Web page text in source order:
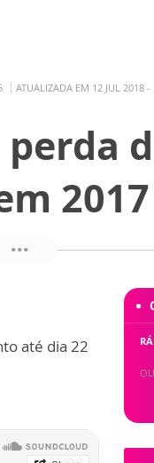
ATUALIZADA EM 12 JUL 2018 -
2017
até dia 22